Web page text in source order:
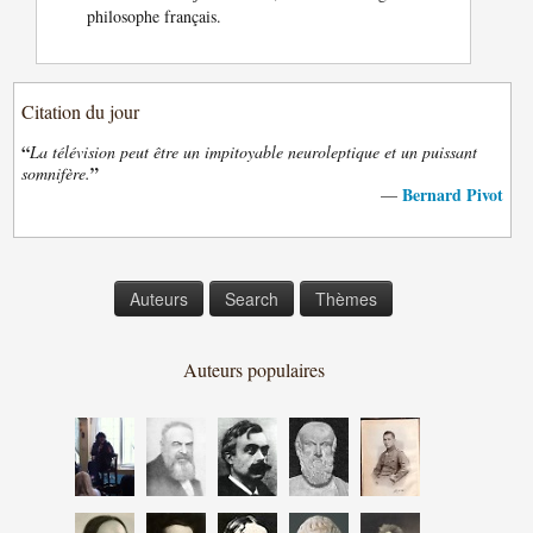
philosophe français.
Citation du jour
“La télévision peut être un impitoyable neuroleptique et un puissant
somnifère.”
— Bernard Pivot
Auteurs Search Thèmes
Auteurs populaires